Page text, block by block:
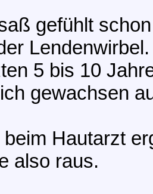
gefühlt
Lendenwirbel.
5 bis 10
gewachsen
Hautarzt
also raus.